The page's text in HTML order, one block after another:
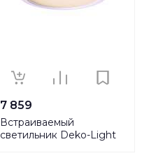
7 859
Встраиваемый
светильник Deko-Light